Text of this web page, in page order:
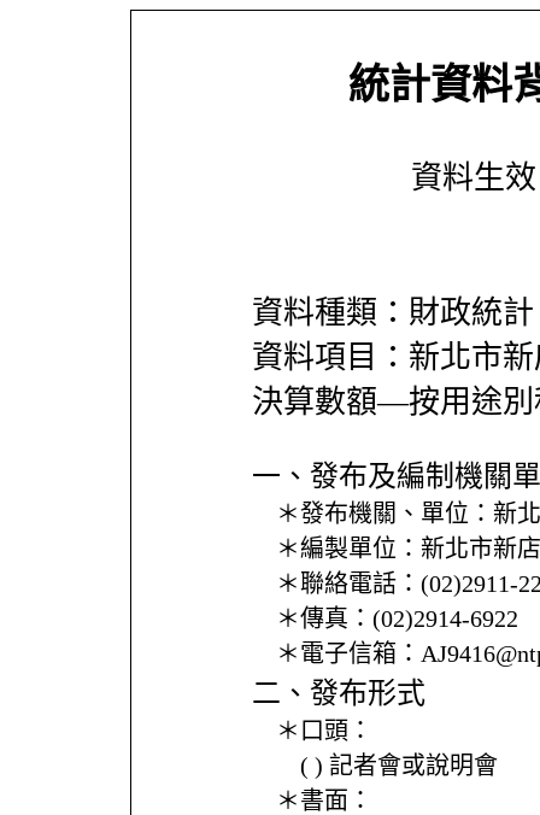
統計資料
資料生
資料種類：財政統計
資料項目：新北市
決算數額—按用途別
一、發布及編制機關
＊發布機關、單位： 新
＊編製單位： 新北市新
＊聯絡電話： (02)2911-
＊傳真： (02)2914-6922
＊電子信箱：
二、發布形式
＊口頭：
( ) 記者會或說明會
＊書面：